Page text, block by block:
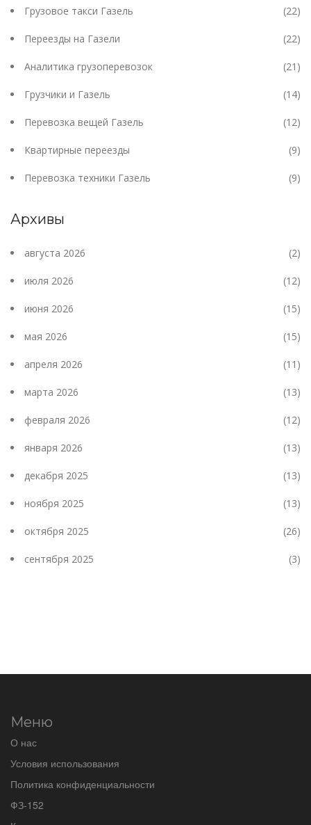
Грузовое такси Газель (22)
Переезды на Газели (22)
Аналитика грузоперевозок (21)
Грузчики и Газель (14)
Перевозка вещей Газель (12)
Квартирные переезды (9)
Перевозка техники Газель (9)
Архивы
августа 2026 (2)
июля 2026 (12)
июня 2026 (15)
мая 2026 (15)
апреля 2026 (11)
марта 2026 (13)
февраля 2026 (12)
января 2026 (13)
декабря 2025 (13)
ноября 2025 (13)
октября 2025 (26)
сентября 2025 (3)
Меню
О нас
Условия использования
Политика конфиденциальности
ФЗ-152